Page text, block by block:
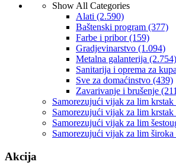
Show All Categories
Alati (2.590)
Baštenski program (377)
Farbe i pribor(159)
Gradjevinarstvo (1.094)
Metalna galanterija (2.754)
Sanitarija i oprema za
Sve za domaćinstvo (439)
Zavarivanje i brušenje
Samorezujući vijak za lim
Samorezujući vijak za lim krstak
Samorezujući vijak za lim
Samorezujući vijak za lim široka
Akcija